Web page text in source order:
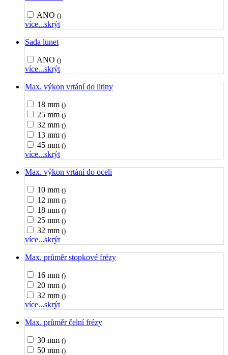
ANO ()
více...skrýt
Sada lunet
ANO ()
více...skrýt
Max. výkon vrtání do litiny
18 mm ()
25 mm ()
32 mm ()
13 mm ()
45 mm ()
více...skrýt
Max. výkon vrtání do oceli
10 mm ()
12 mm ()
18 mm ()
25 mm ()
32 mm ()
více...skrýt
Max. průměr stopkové frézy
16 mm ()
20 mm ()
32 mm ()
více...skrýt
Max. průměr čelní frézy
30 mm ()
50 mm ()